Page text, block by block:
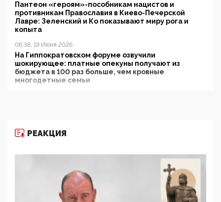
Пантеон «героям»-пособникам нацистов и
противникам Православия в Киево-Печерской
Лавре: Зеленский и Ко показывают миру рога и
копыта
06:38, 19 Июня 2026
На Гиппократовском форуме озвучили
шокирующее: платные опекуны получают из
бюджета в 100 раз больше, чем кровные
многодетные семьи
11:53, 09 Июня 2026
деятельность ИИТО ЮНЕСКО в России, но
цифроглобалисты продолжают определять
повестку в образовании
09:43, 01 Июня 2026
5G за счет здоровья граждан: Минцифры намерено
РЕАКЦИЯ